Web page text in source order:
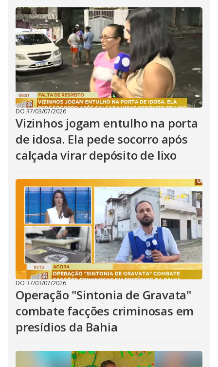
d
e
o
DO R7/03/07/2026
Vizinhos jogam entulho na porta
de idosa. Ela pede socorro após
calçada virar depósito de lixo
DO R7/03/07/2026
Operação "Sintonia de Gravata"
combate facções criminosas em
presídios da Bahia